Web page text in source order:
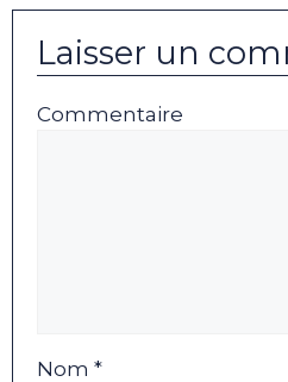
Laisser un
Commentaire
Nom *